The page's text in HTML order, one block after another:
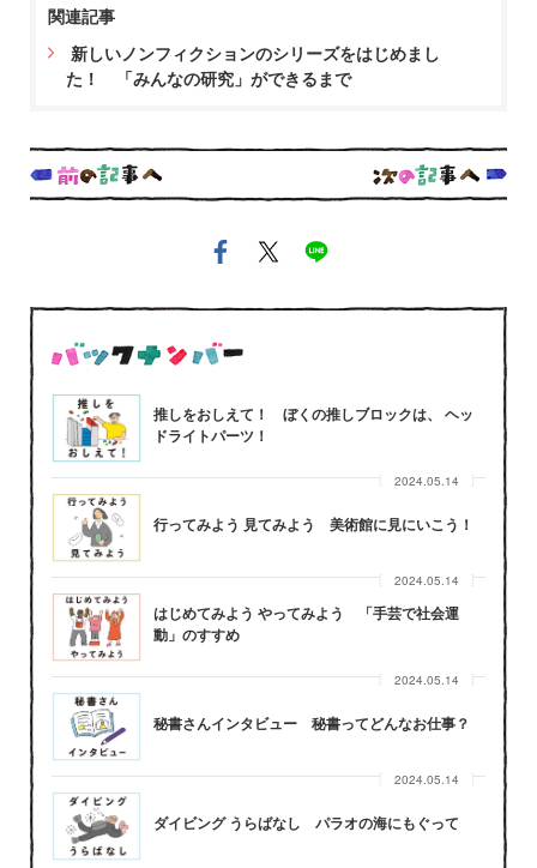
関連記事
新しいノンフィクションのシリーズをはじめまし
た！ 「みんなの研究」ができるまで
推しをおしえて！ ぼくの推しブロックは、 ヘッ
ドライトパーツ！
2024.05.14
行ってみよう 見てみよう 美術館に見にいこう！
2024.05.14
はじめてみよう やってみよう 「手芸で社会運
動」のすすめ
2024.05.14
秘書さんインタビュー 秘書ってどんなお仕事？
2024.05.14
ダイビング うらばなし パラオの海にもぐって